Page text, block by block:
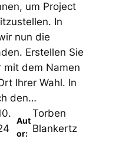
um Project
In
nun die
Erstellen Sie
mit dem Namen
Ihrer Wahl. In
den…
Aut
or:
Torben
Blankertz